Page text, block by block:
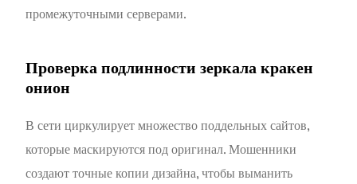
промежуточными серверами.
Проверка подлинности зеркала кракен
онион
В сети циркулирует множество поддельных сайтов,
которые маскируются под оригинал. Мошенники
создают точные копии дизайна, чтобы выманить